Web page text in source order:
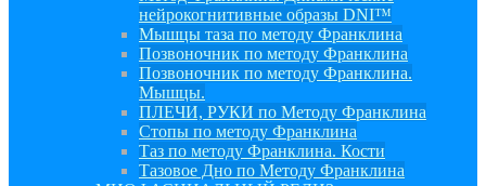
нейрокогнитивные образы DNI™
Мышцы таза по методу Франклина
Позвоночник по методу Франклина
Позвоночник по методу Франклина.
Мышцы.
ПЛЕЧИ, РУКИ по Методу Франклина
Стопы по методу Франклина
Таз по методу Франклина. Кости
Тазовое Дно по Методу Франклина